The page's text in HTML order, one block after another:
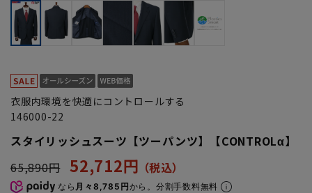
衣服内環境を快適にコントロールする
146000-22
スタイリッシュスーツ【ツーパンツ】【CONTROLα】
65,890円 52,712円
なら 月々8,785円から。分割手数料無料